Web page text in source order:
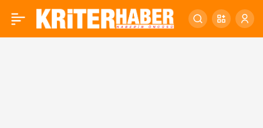
BBB, %100 HİBE İLE KOÇ 0